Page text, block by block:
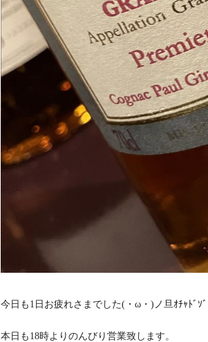
今日も1日お疲れさまでした(・ω・)ノ旦ｵﾁｬﾄﾞｿﾞ
本日も18時よりのんびり営業致します。